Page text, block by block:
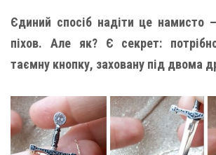
Єдиний спосіб надіти це намисто
піхов. Але як? Є секрет:
таємну кнопку, заховану під двома